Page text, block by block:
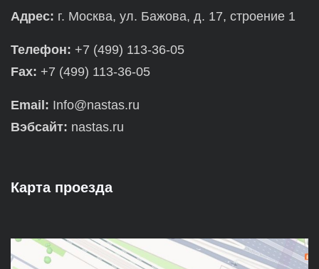
Адрес: г. Москва, ул. Бажова, д. 17, строение 1
Телефон: +7 (499) 113-36-05
Fax: +7 (499) 113-36-05
Email: Info@nastas.ru
Вэбсайт: nastas.ru
Карта проезда